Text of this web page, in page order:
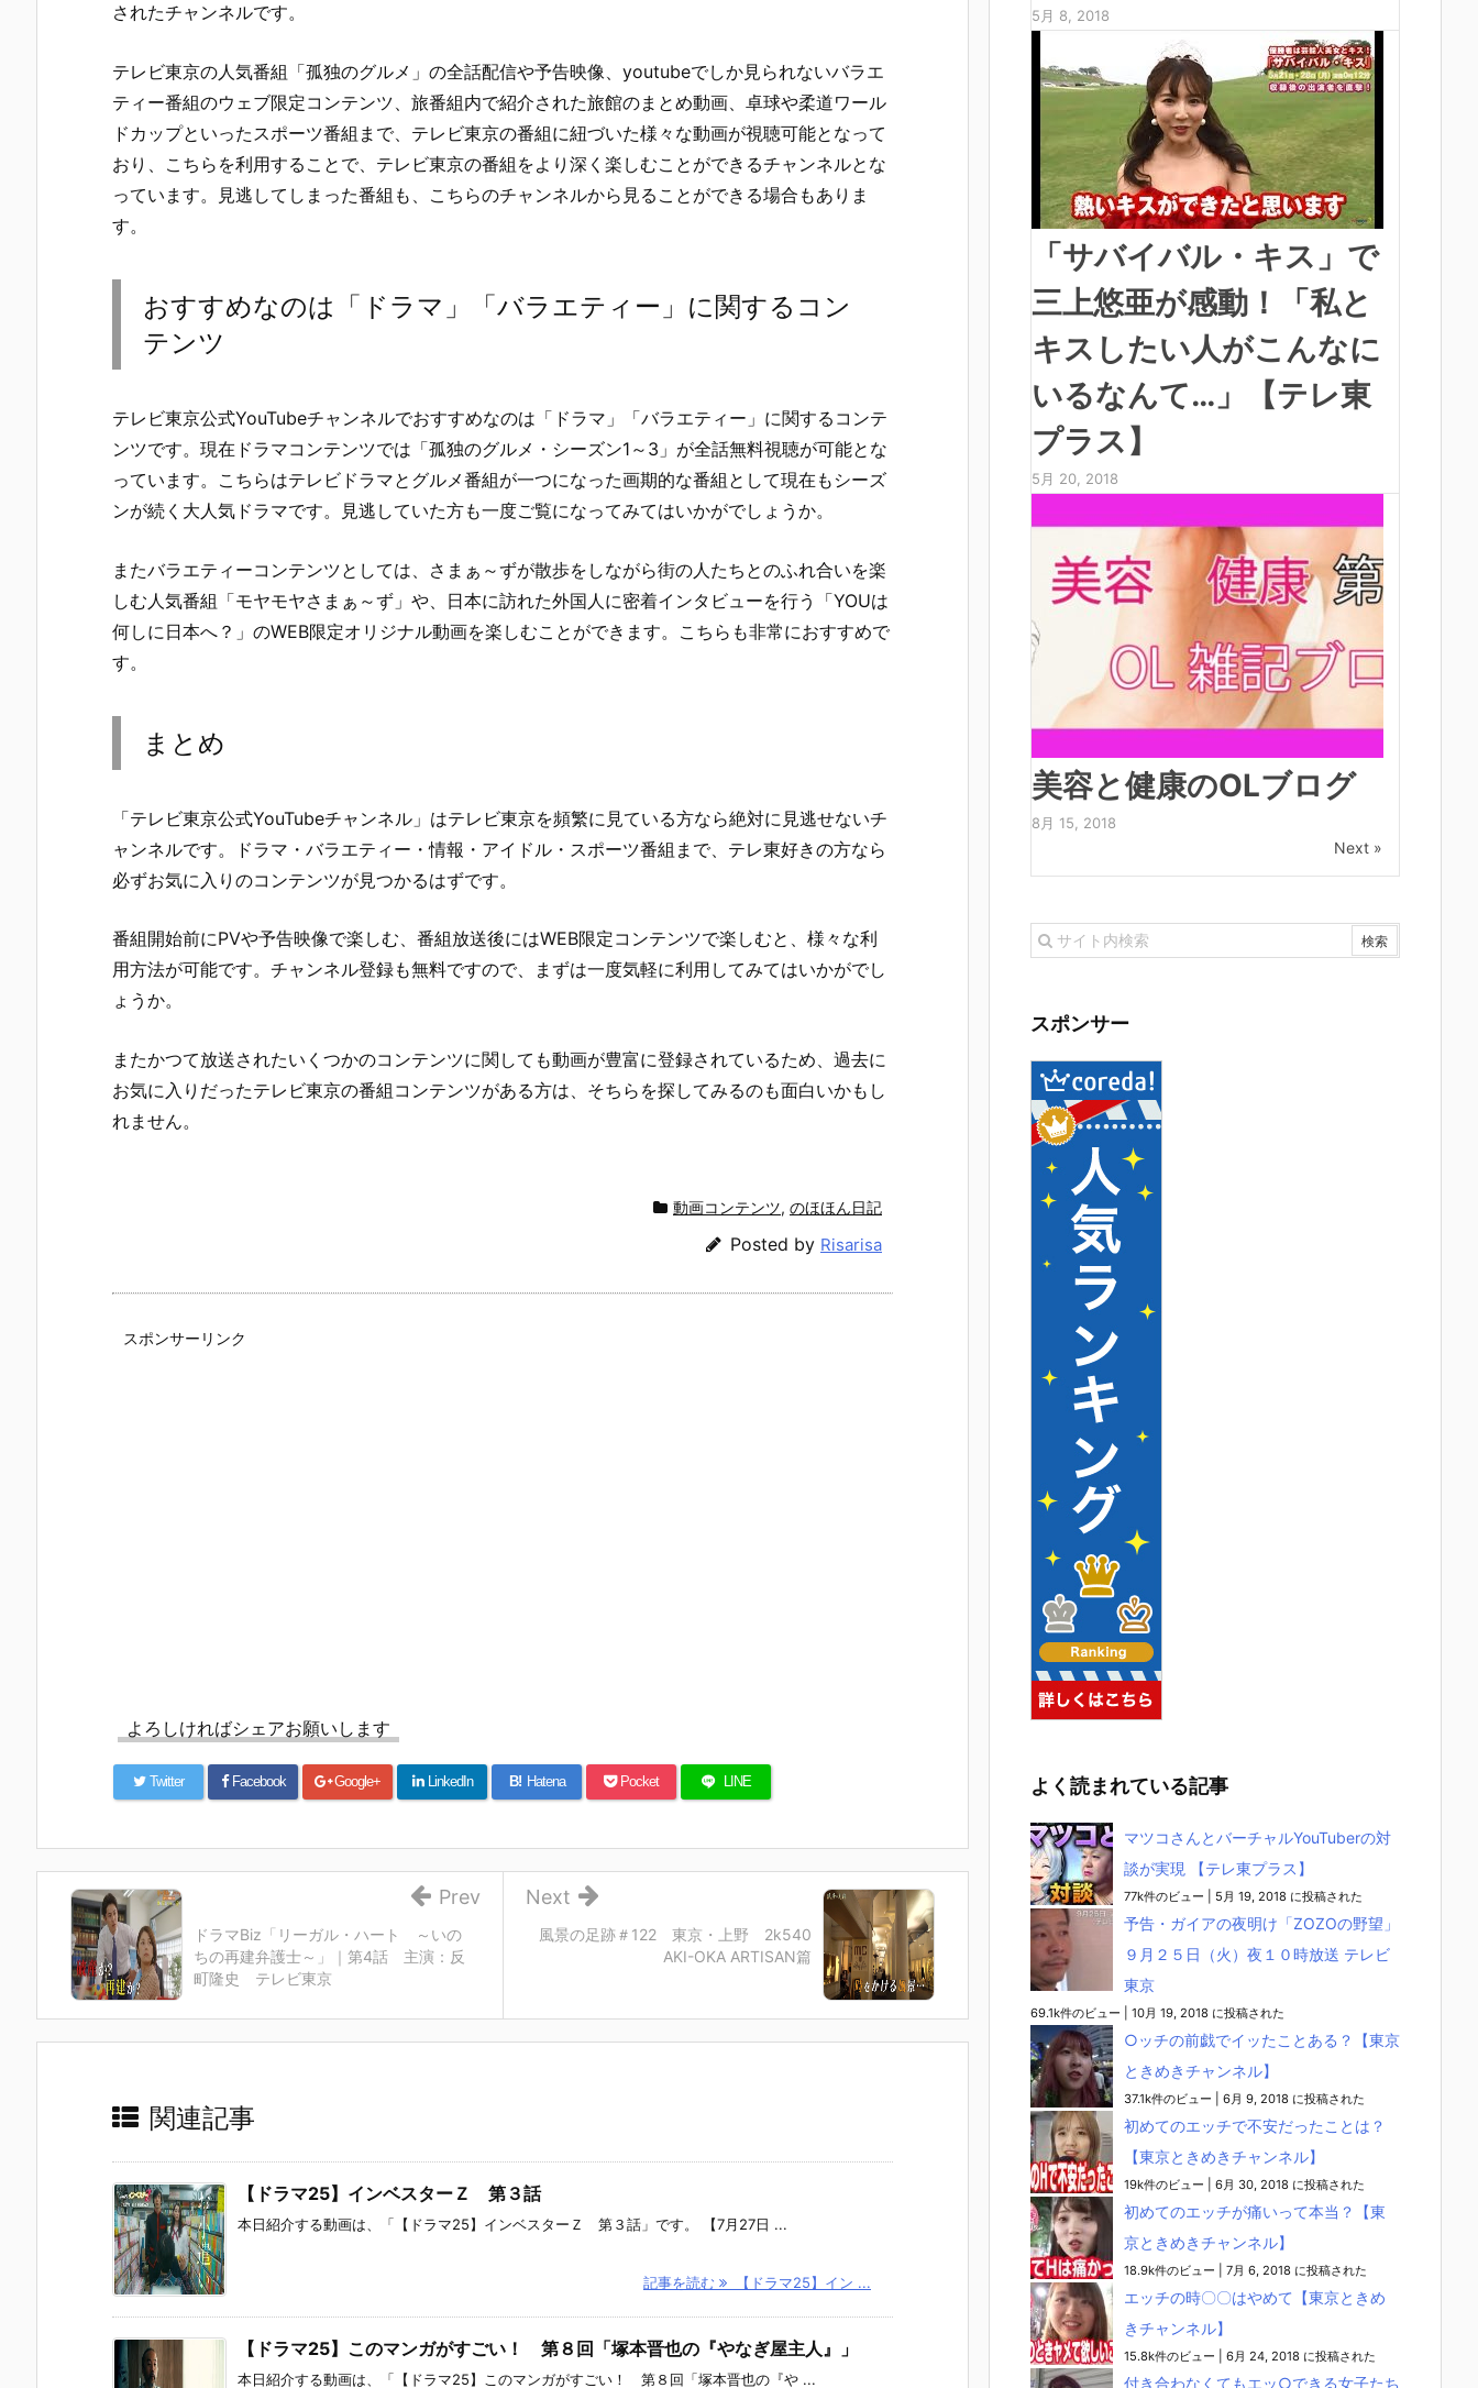
されたチャンネルです。
テレビ東京の人気番組「孤独のグルメ」の全話配信や予告映像、youtubeでしか見られないバラエ
ティー番組のウェブ限定コンテンツ、旅番組内で紹介された旅館のまとめ動画、卓球や柔道ワール
ドカップといったスポーツ番組まで、テレビ東京の番組に紐づいた様々な動画が視聴可能となって
おり、こちらを利用することで、テレビ東京の番組をより深く楽しむことができるチャンネルとな
っています。見逃してしまった番組も、こちらのチャンネルから見ることができる場合もありま
す。
おすすめなのは「ドラマ」「バラエティー」に関するコン
テンツ
テレビ東京公式YouTubeチャンネルでおすすめなのは「ドラマ」「バラエティー」に関するコンテ
ンツです。現在ドラマコンテンツでは「孤独のグルメ・シーズン1～3」が全話無料視聴が可能とな
っています。こちらはテレビドラマとグルメ番組が一つになった画期的な番組として現在もシーズ
ンが続く大人気ドラマです。見逃していた方も一度ご覧になってみてはいかがでしょうか。
またバラエティーコンテンツとしては、さまぁ～ずが散歩をしながら街の人たちとのふれ合いを楽
しむ人気番組「モヤモヤさまぁ～ず」や、日本に訪れた外国人に密着インタビューを行う「YOUは
何しに日本へ？」のWEB限定オリジナル動画を楽しむことができます。こちらも非常におすすめで
す。
まとめ
「テレビ東京公式YouTubeチャンネル」はテレビ東京を頻繁に見ている方なら絶対に見逃せないチ
ャンネルです。ドラマ・バラエティー・情報・アイドル・スポーツ番組まで、テレ東好きの方なら
必ずお気に入りのコンテンツが見つかるはずです。
番組開始前にPVや予告映像で楽しむ、番組放送後にはWEB限定コンテンツで楽しむと、様々な利
用方法が可能です。チャンネル登録も無料ですので、まずは一度気軽に利用してみてはいかがでし
ょうか。
またかつて放送されたいくつかのコンテンツに関しても動画が豊富に登録されているため、過去に
お気に入りだったテレビ東京の番組コンテンツがある方は、そちらを探してみるのも面白いかもし
れません。
動画コンテンツ, のほほん日記
Posted by Risarisa
スポンサーリンク
よろしければシェアお願いします
Twitter Facebook Google+ LinkedIn B! Hatena Pocket LINE
風景の足跡＃122 東京・上野 2k540
AKI-OKA ARTISAN篇
Next
ドラマBiz「リーガル・ハート ～いの
ちの再建弁護士～」｜第4話 主演：反
町隆史 テレビ東京
Prev
関連記事
【ドラマ25】インベスターＺ 第３話
本日紹介する動画は、「【ドラマ25】インベスターＺ 第３話」です。 【7月27日 ...
記事を読む 【ドラマ25】イン ...
【ドラマ25】このマンガがすごい！ 第８回「塚本晋也の『やなぎ屋主人』」
本日紹介する動画は、「【ドラマ25】このマンガがすごい！ 第８回「塚本晋也の『や ...
5月 8, 2018
「サバイバル・キス」で
三上悠亜が感動！「私と
キスしたい人がこんなに
いるなんて…」【テレ東
プラス】
5月 20, 2018
美容と健康のOLブログ
8月 15, 2018
Next »
スポンサー
よく読まれている記事
マツコさんとバーチャルYouTuberの対
談が実現 【テレ東プラス】
77k件のビュー 5月 19, 2018 に投稿された
予告・ガイアの夜明け「ZOZOの野望」
９月２５日（火）夜１０時放送 テレビ
東京
69.1k件のビュー 10月 19, 2018 に投稿された
○ッチの前戯でイッたことある？【東京
ときめきチャンネル】
37.1k件のビュー 6月 9, 2018 に投稿された
初めてのエッチで不安だったことは？
【東京ときめきチャンネル】
19k件のビュー 6月 30, 2018 に投稿された
初めてのエッチが痛いって本当？【東
京ときめきチャンネル】
18.9k件のビュー 7月 6, 2018 に投稿された
エッチの時〇〇はやめて【東京ときめ
きチャンネル】
15.8k件のビュー 6月 24, 2018 に投稿された
付き合わなくてもエッ○できる女子たち